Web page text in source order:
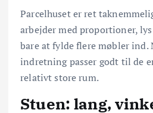
Parcelhuset er ret
arbejder med proportioner,
bare at fylde flere møbler
indretning passer godt til de
relativt store rum.
Stuen: lang,